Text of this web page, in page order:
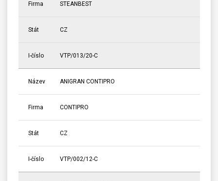
Firma STEANBEST
Stát CZ
I-číslo VTP/013/20-C
Název ANIGRAN CONTIPRO
Firma CONTIPRO
Stát CZ
I-číslo VTP/002/12-C